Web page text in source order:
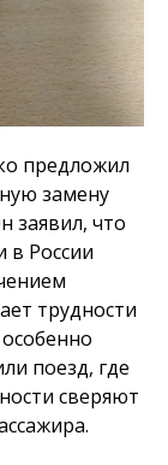
предложил
замену
заявил, что
в России
трудности
поезд, где
сверяют